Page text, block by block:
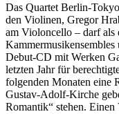
Das Quartet Berlin-
den Violinen, Gregor
am Violoncello – darf als
Kammermusikensembles
Debut-CD mit Werken
letzten Jahr für
folgenden Monaten eine
Gustav-Adolf-Kirche
Romantik“ stehen.